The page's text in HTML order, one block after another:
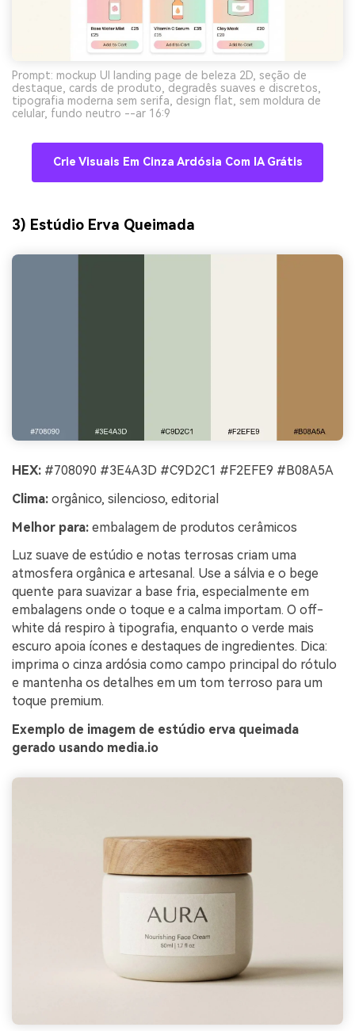
Prompt: mockup UI landing page de beleza 2D, seção de
destaque, cards de produto, degradês suaves e discretos,
tipografia moderna sem serifa, design flat, sem moldura de
celular, fundo neutro --ar 16:9
Crie Visuais Em Cinza Ardósia Com IA Grátis
3) Estúdio Erva Queimada
HEX: #708090 #3E4A3D #C9D2C1 #F2EFE9 #B08A5A
Clima: orgânico, silencioso, editorial
Melhor para: embalagem de produtos cerâmicos
Luz suave de estúdio e notas terrosas criam uma
atmosfera orgânica e artesanal. Use a sálvia e o bege
quente para suavizar a base fria, especialmente em
embalagens onde o toque e a calma importam. O off-
white dá respiro à tipografia, enquanto o verde mais
escuro apoia ícones e destaques de ingredientes. Dica:
imprima o cinza ardósia como campo principal do rótulo
e mantenha os detalhes em um tom terroso para um
toque premium.
Exemplo de imagem de estúdio erva queimada
gerado usando media.io